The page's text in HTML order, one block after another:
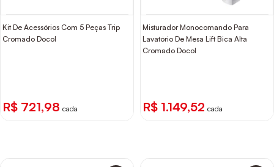
Kit De Acessórios Com 5 Peças Trip
Cromado Docol
R$ 721,98 cada
Misturador Monocomando Para
Lavatório De Mesa Lift Bica Alta
Cromado Docol
R$ 1.149,52 cada